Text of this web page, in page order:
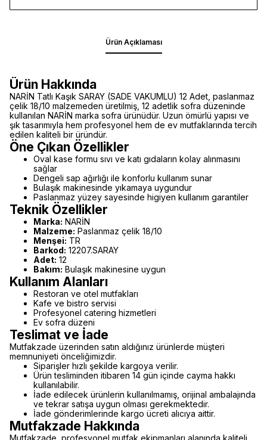
Ürün Açıklaması
Ürün Hakkında
NARİN Tatlı Kaşık SARAY (SADE VAKUMLU) 12 Adet, paslanmaz
çelik 18/10 malzemeden üretilmiş, 12 adetlik sofra düzeninde
kullanılan NARİN marka sofra ürünüdür. Uzun ömürlü yapısı ve
şık tasarımıyla hem profesyonel hem de ev mutfaklarında tercih
edilen kaliteli bir üründür.
Öne Çıkan Özellikler
Oval kase formu sıvı ve katı gıdaların kolay alınmasını
sağlar
Dengeli sap ağırlığı ile konforlu kullanım sunar
Bulaşık makinesinde yıkamaya uygundur
Paslanmaz yüzey sayesinde higiyen kullanım garantiler
Teknik Özellikler
Marka: NARİN
Malzeme: Paslanmaz çelik 18/10
Menşei: TR
Barkod: 12207.SARAY
Adet: 12
Bakım: Bulaşık makinesine uygun
Kullanım Alanları
Restoran ve otel mutfakları
Kafe ve bistro servisi
Profesyonel catering hizmetleri
Ev sofra düzeni
Teslimat ve İade
Mutfakzade üzerinden satın aldığınız ürünlerde müşteri
memnuniyeti önceliğimizdir.
Siparişler hızlı şekilde kargoya verilir.
Ürün tesliminden itibaren 14 gün içinde cayma hakkı
kullanılabilir.
İade edilecek ürünlerin kullanılmamış, orijinal ambalajında
ve tekrar satışa uygun olması gerekmektedir.
İade gönderimlerinde kargo ücreti alıcıya aittir.
Mutfakzade Hakkında
Mutfakzade, profesyonel mutfak ekipmanları alanında kaliteli